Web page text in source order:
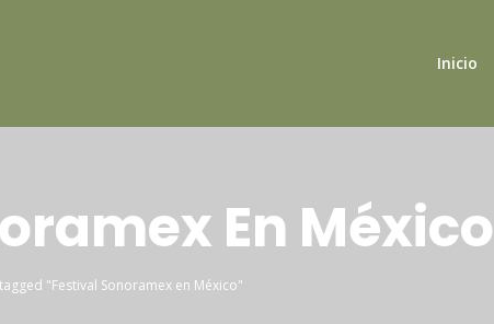
Inicio
En México
"Festival Sonoramex en México"